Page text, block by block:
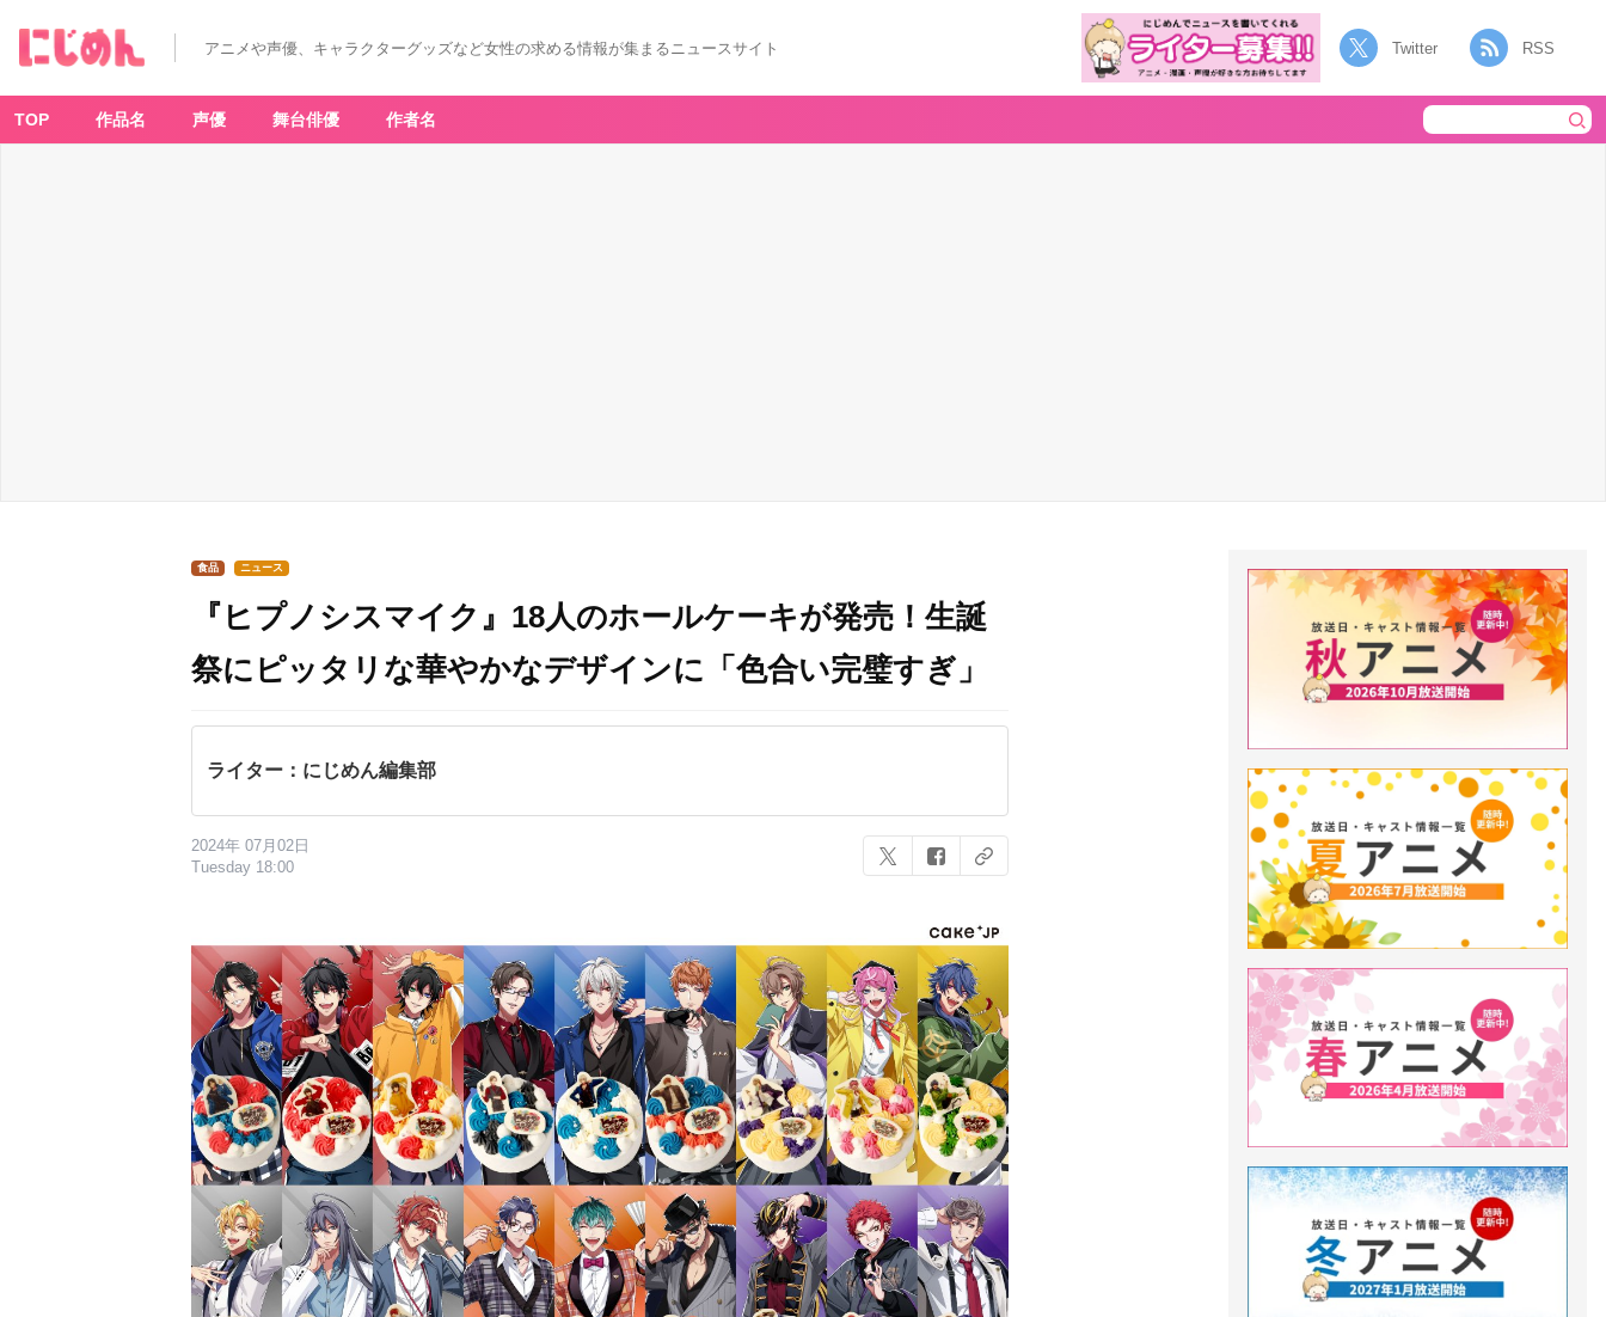
アニメや声優、キャラクターグッズなど女性の求める情報が集まるニュースサイト Twitter RSS
TOP 作品名 声優 舞台俳優 作者名
食品 ニュース
『ヒプノシスマイク』18人のホールケーキが発売！生誕
祭にピッタリな華やかなデザインに「色合い完璧すぎ」
ライター：にじめん編集部
2024年 07月02日
Tuesday 18:00